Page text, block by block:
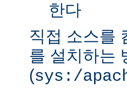
한다
직접 소스를
를 설치하는
(sys:/